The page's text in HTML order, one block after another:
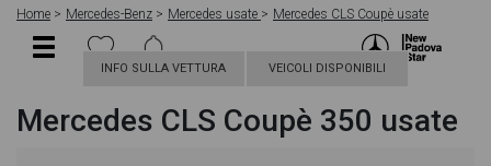
Home Mercedes-Benz Mercedes usate Mercedes CLS Coupè usate
INFO SULLA VETTURA VEICOLI DISPONIBILI
Mercedes CLS Coupè 350 usate